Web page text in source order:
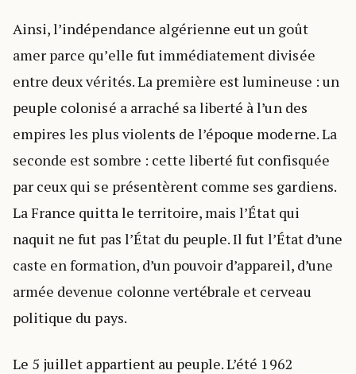
Ainsi, l’indépendance algérienne eut un goût
amer parce qu’elle fut immédiatement divisée
entre deux vérités. La première est lumineuse : un
peuple colonisé a arraché sa liberté à l’un des
empires les plus violents de l’époque moderne. La
seconde est sombre : cette liberté fut confisquée
par ceux qui se présentèrent comme ses gardiens.
La France quitta le territoire, mais l’État qui
naquit ne fut pas l’État du peuple. Il fut l’État d’une
caste en formation, d’un pouvoir d’appareil, d’une
armée devenue colonne vertébrale et cerveau
politique du pays.
Le 5 juillet appartient au peuple. L’été 1962